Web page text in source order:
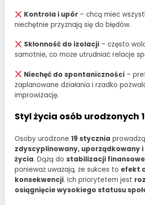
Kontrola i upór – chcą mieć
niechętnie przyznają się do błędów.
Skłonność do izolacji – często
samotnie, co może utrudniać relacje
Niechęć do spontaniczności –
zaplanowane działania i rzadko
improwizację.
Styl życia osób urodzonych
Osoby urodzone 19 stycznia prowadzą
zdyscyplinowany, uporządkowany
życia. Dążą do stabilizacji
ponieważ uważają, że sukces to efekt
konsekwencji. Ich priorytetem jest
osiągnięcie wysokiego statusu